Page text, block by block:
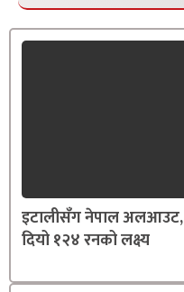
इटालीसँग नेपाल अलआउट,
दियो १२४ रनको लक्ष्य